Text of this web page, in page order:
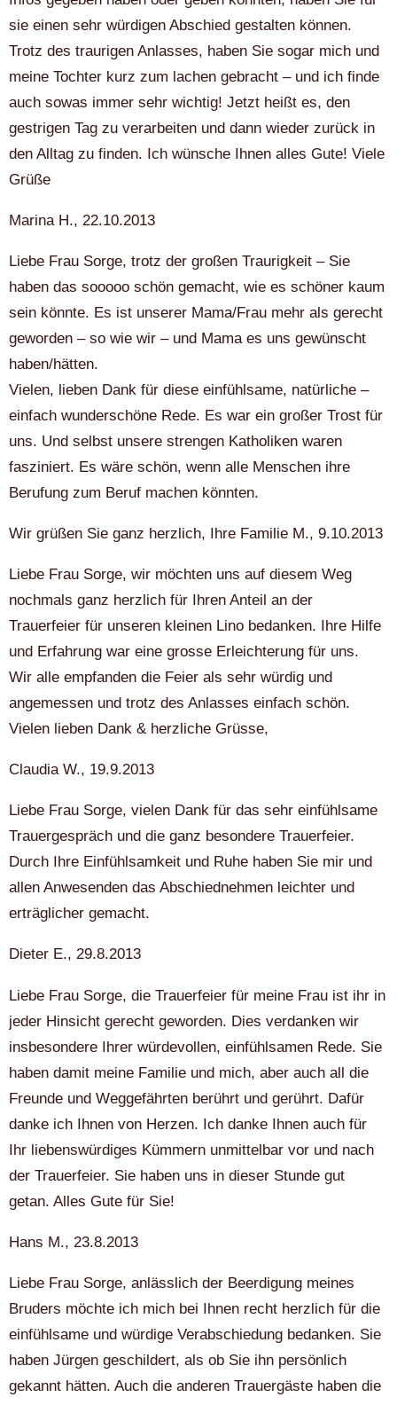
sie einen sehr würdigen Abschied gestalten können.
Trotz des traurigen Anlasses, haben Sie sogar mich und
meine Tochter kurz zum lachen gebracht – und ich finde
auch sowas immer sehr wichtig! Jetzt heißt es, den
gestrigen Tag zu verarbeiten und dann wieder zurück in
den Alltag zu finden. Ich wünsche Ihnen alles Gute! Viele
Grüße
Marina H., 22.10.2013
Liebe Frau Sorge, trotz der großen Traurigkeit – Sie
haben das sooooo schön gemacht, wie es schöner kaum
sein könnte. Es ist unserer Mama/Frau mehr als gerecht
geworden – so wie wir – und Mama es uns gewünscht
haben/hätten.
Vielen, lieben Dank für diese einfühlsame, natürliche –
einfach wunderschöne Rede. Es war ein großer Trost für
uns. Und selbst unsere strengen Katholiken waren
fasziniert. Es wäre schön, wenn alle Menschen ihre
Berufung zum Beruf machen könnten.
Wir grüßen Sie ganz herzlich, Ihre Familie M., 9.10.2013
Liebe Frau Sorge, wir möchten uns auf diesem Weg
nochmals ganz herzlich für Ihren Anteil an der
Trauerfeier für unseren kleinen Lino bedanken. Ihre Hilfe
und Erfahrung war eine grosse Erleichterung für uns.
Wir alle empfanden die Feier als sehr würdig und
angemessen und trotz des Anlasses einfach schön.
Vielen lieben Dank & herzliche Grüsse,
Claudia W., 19.9.2013
Liebe Frau Sorge, vielen Dank für das sehr einfühlsame
Trauergespräch und die ganz besondere Trauerfeier.
Durch Ihre Einfühlsamkeit und Ruhe haben Sie mir und
allen Anwesenden das Abschiednehmen leichter und
erträglicher gemacht.
Dieter E., 29.8.2013
Liebe Frau Sorge, die Trauerfeier für meine Frau ist ihr in
jeder Hinsicht gerecht geworden. Dies verdanken wir
insbesondere Ihrer würdevollen, einfühlsamen Rede. Sie
haben damit meine Familie und mich, aber auch all die
Freunde und Weggefährten berührt und gerührt. Dafür
danke ich Ihnen von Herzen. Ich danke Ihnen auch für
Ihr liebenswürdiges Kümmern unmittelbar vor und nach
der Trauerfeier. Sie haben uns in dieser Stunde gut
getan. Alles Gute für Sie!
Hans M., 23.8.2013
Liebe Frau Sorge, anlässlich der Beerdigung meines
Bruders möchte ich mich bei Ihnen recht herzlich für die
einfühlsame und würdige Verabschiedung bedanken. Sie
haben Jürgen geschildert, als ob Sie ihn persönlich
gekannt hätten. Auch die anderen Trauergäste haben die